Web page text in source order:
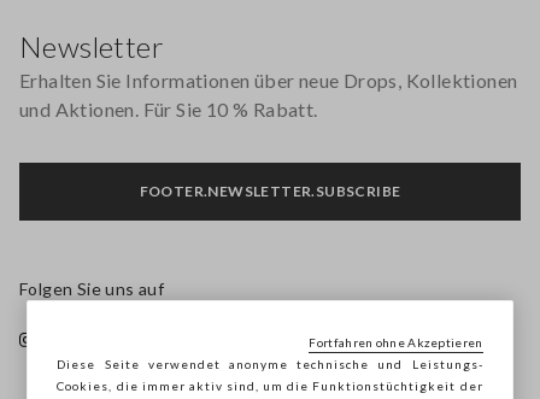
Newsletter
Erhalten Sie Informationen über neue Drops, Kollektionen
und Aktionen. Für Sie 10 % Rabatt.
FOOTER.NEWSLETTER.SUBSCRIBE
Folgen Sie uns auf
Diese Seite verwendet anonyme technische und Leistungs-
Cookies, die immer aktiv sind, um die Funktionstüchtigkeit der
Fortfahren ohne Akzeptieren